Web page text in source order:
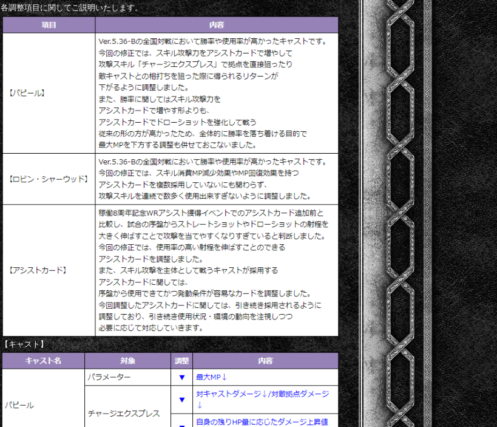
各調整項目に関してご説明いたします。
【キャスト】